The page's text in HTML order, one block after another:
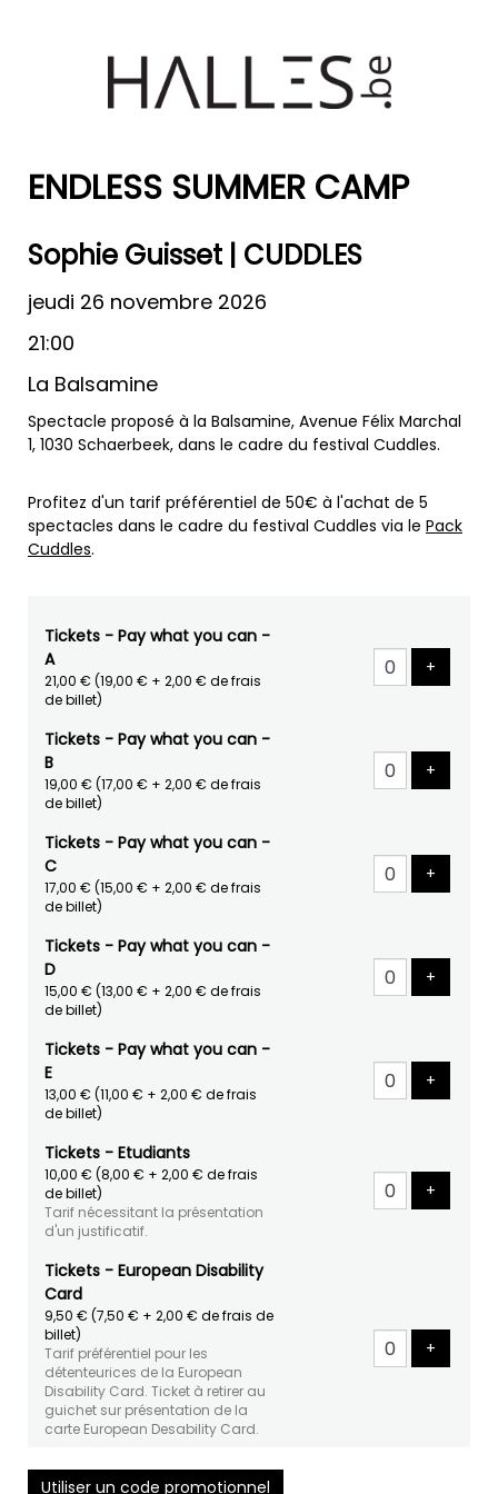
ENDLESS SUMMER CAMP
Sophie Guisset | CUDDLES
jeudi 26 novembre 2026
21:00
La Balsamine
Spectacle proposé à la Balsamine, Avenue Félix Marchal
1, 1030 Schaerbeek, dans le cadre du festival Cuddles.
Profitez d'un tarif préférentiel de 50€ à l'achat de 5
spectacles dans le cadre du festival Cuddles via le Pack
Cuddles.
Tickets - Pay what you can -
A
21,00 € (19,00 € + 2,00 € de frais
de billet)
+
Tickets - Pay what you can -
B
19,00 € (17,00 € + 2,00 € de frais
de billet)
+
Tickets - Pay what you can -
C
17,00 € (15,00 € + 2,00 € de frais
de billet)
+
Tickets - Pay what you can -
D
15,00 € (13,00 € + 2,00 € de frais
de billet)
+
Tickets - Pay what you can -
E
13,00 € (11,00 € + 2,00 € de frais
de billet)
+
Tickets - Etudiants
10,00 € (8,00 € + 2,00 € de frais
de billet)
Tarif nécessitant la présentation
d'un justificatif.
+
Tickets - European Disability
Card
9,50 € (7,50 € + 2,00 € de frais de
billet)
Tarif préférentiel pour les
détenteurices de la European
Disability Card. Ticket à retirer au
guichet sur présentation de la
carte European Desability Card.
+
Utiliser un code promotionnel